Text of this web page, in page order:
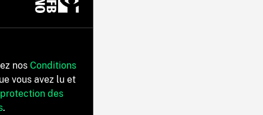
nos Conditions
vous avez lu et
des
.